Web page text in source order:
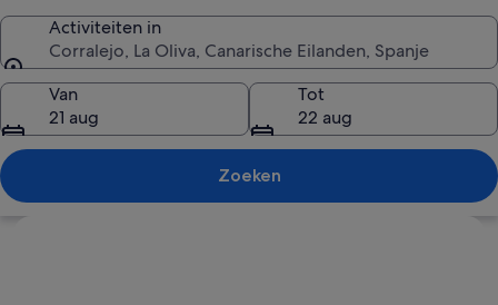
Activiteiten in
Corralejo, La Oliva, Canarische Eilanden, Spanje
Activiteiten in
Van
21 aug
Tot
22 aug
Zoeken